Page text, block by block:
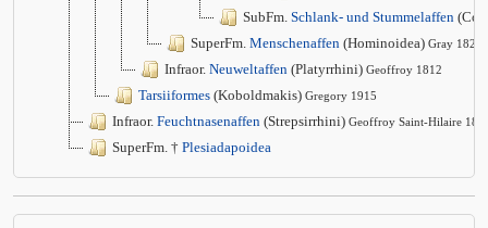
SubFm. Schlank- und Stummelaffen
SuperFm. Menschenaffen (Hominoidea) Gray 1825
Infraor. Neuweltaffen (Platyrrhini) Geoffroy 1812
Tarsiiformes (Koboldmakis) Gregory 1915
Infraor. Feuchtnasenaffen (Strepsirrhini) Geoffroy Saint-Hilaire
SuperFm. † Plesiadapoidea